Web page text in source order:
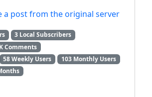
a post from the original server
3 Local Subscribers
Comments
58 Weekly Users
103 Monthly Users